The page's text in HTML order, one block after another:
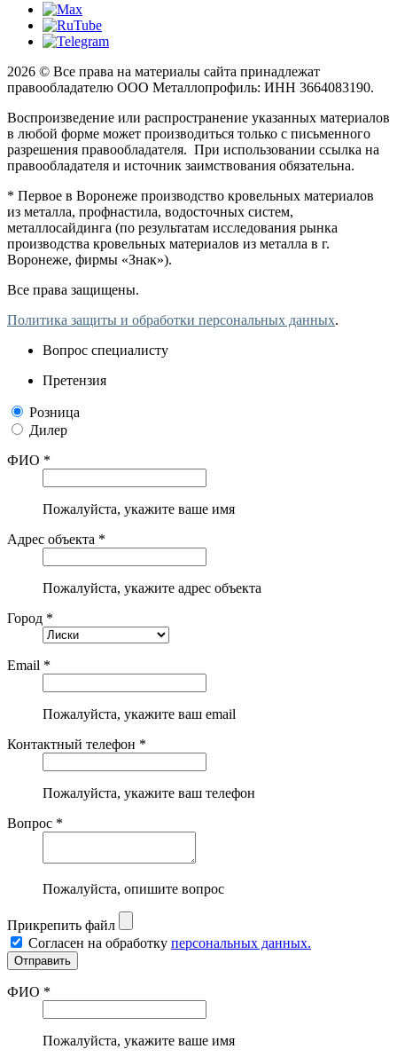
2026 © Все права на материалы сайта принадлежат
правообладателю ООО Металлопрофиль: ИНН 3664083190.
Воспроизведение или распространение указанных материалов
в любой форме может производиться только с письменного
разрешения правообладателя. При использовании ссылка на
правообладателя и источник заимствования обязательна.
* Первое в Воронеже производство кровельных материалов
из металла, профнастила, водосточных систем,
металлосайдинга (по результатам исследования рынка
производства кровельных материалов из металла в г.
Воронеже, фирмы «Знак»).
Все права защищены.
Политика защиты и обработки персональных данных.
Вопрос специалисту
Претензия
Розница
Дилер
ФИО *
Пожалуйста, укажите ваше имя
Адрес объекта *
Пожалуйста, укажите адрес объекта
Город *
Email *
Пожалуйста, укажите ваш email
Контактный телефон *
Пожалуйста, укажите ваш телефон
Вопрос *
Пожалуйста, опишите вопрос
Прикрепить файл
Согласен на обработку персональных данных.
ФИО *
Пожалуйста, укажите ваше имя